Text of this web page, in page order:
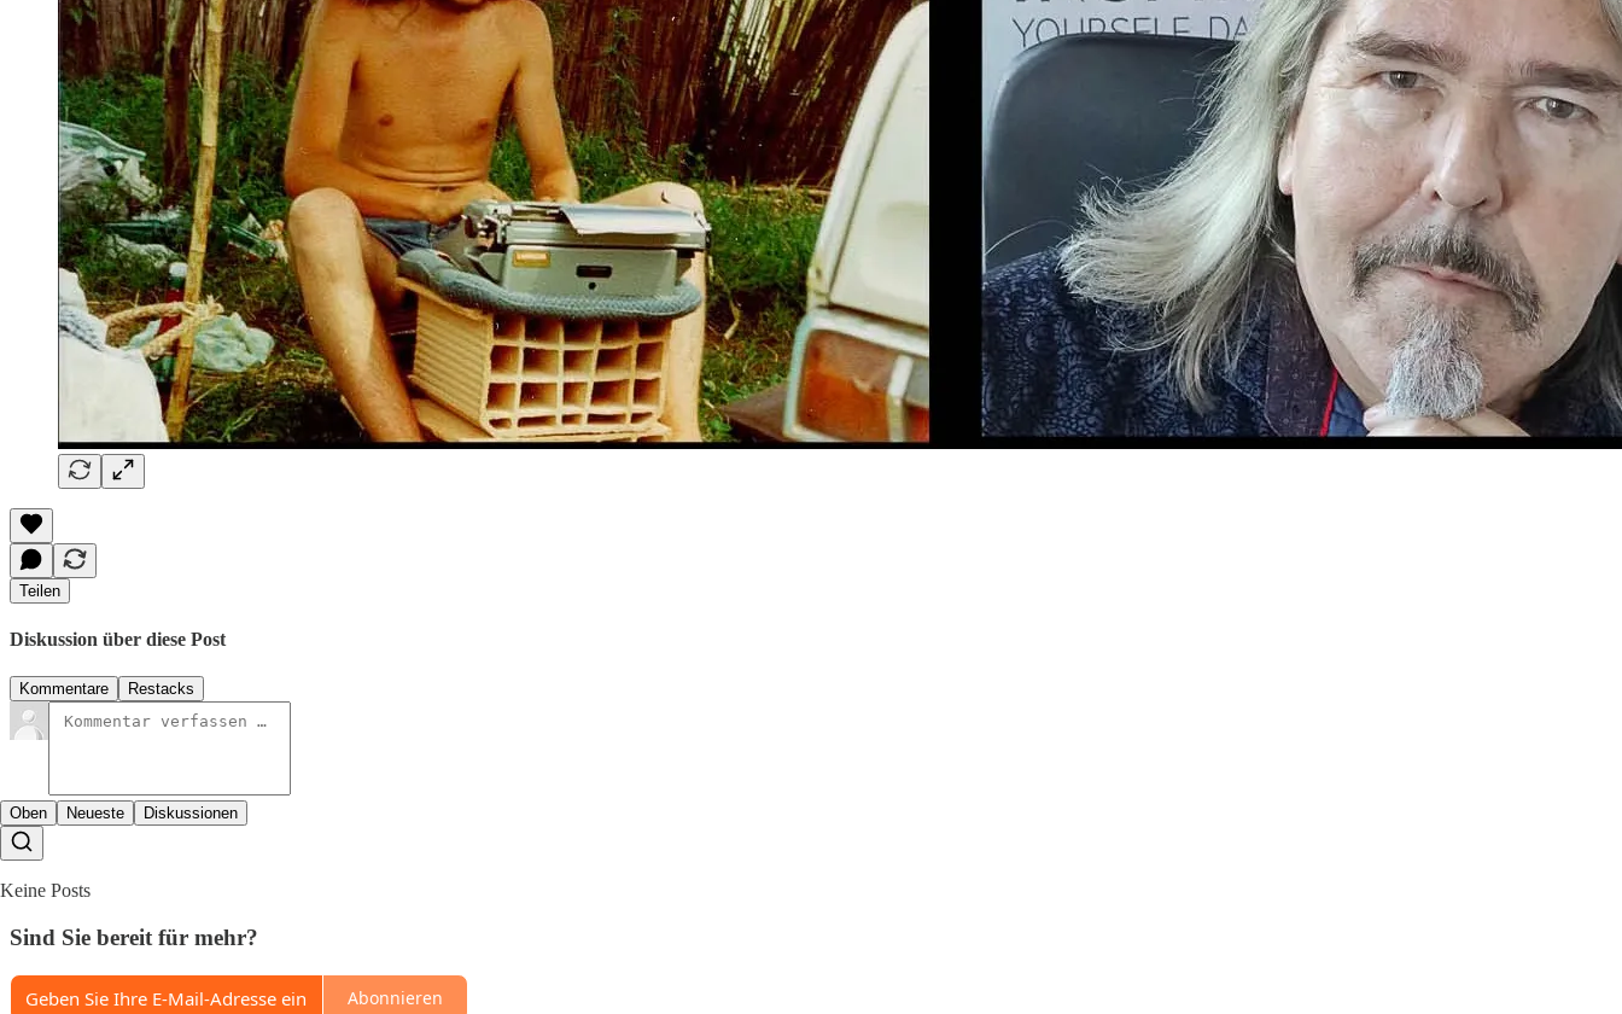
Teilen
Diskussion über diese Post
Kommentare Restacks
Oben Neueste Diskussionen
Keine Posts
Sind Sie bereit für mehr?
Abonnieren